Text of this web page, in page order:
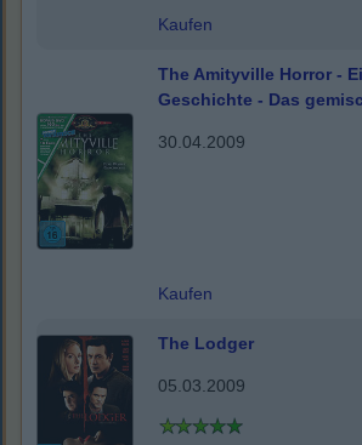
Kaufen
The Amityville Horror -
Geschichte - Das
30.04.2009
Kaufen
The Lodger
05.03.2009